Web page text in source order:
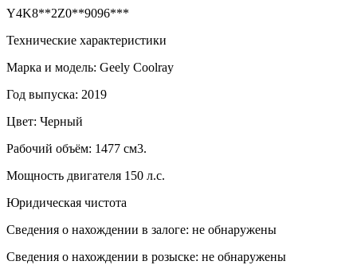
Y4K8**2Z0**9096***
Технические характеристики
Марка и модель: Geely Coolray
Год выпуска: 2019
Цвет: Черный
Рабочий объём: 1477 см3.
Мощность двигателя 150 л.с.
Юридическая чистота
Сведения о нахождении в залоге: не обнаружены
Сведения о нахождении в розыске: не обнаружены